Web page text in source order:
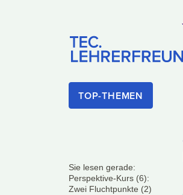
TOP-THEMEN
Sie lesen gerade:
Perspektive-Kurs (6):
Zwei Fluchtpunkte (2)